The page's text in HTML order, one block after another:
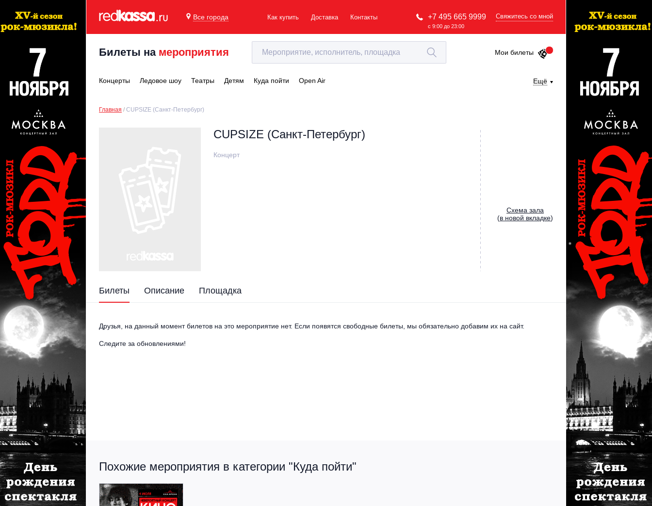
Все города Как купить Доставка Контакты +7 495 665 9999
с 9:00 до 23:00
Свяжитесь со мной
Билеты на мероприятия Мои билеты
Концерты Ледовое шоу Театры Детям Куда пойти Open Air Ещё
Главная CUPSIZE (Санкт-Петербург)
CUPSIZE (Санкт-Петербург)
Концерт
Cхема зала
(в новой вкладке)
Билеты Описание Площадка
Друзья, на данный момент билетов на это мероприятие нет. Если появятся свободные билеты, мы обязательно добавим их на сайт.
Следите за обновлениями!
Похожие мероприятия в категории "Куда пойти"